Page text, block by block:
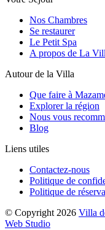
Nos Chambres
Se restaurer
Le Petit Spa
A propos de La
Autour de la Villa
Que faire à
Explorer la région
Nous vous
Blog
Liens utiles
Contactez-nous
Politique de
Politique de
© Copyright 2026 Villa
Web Studio